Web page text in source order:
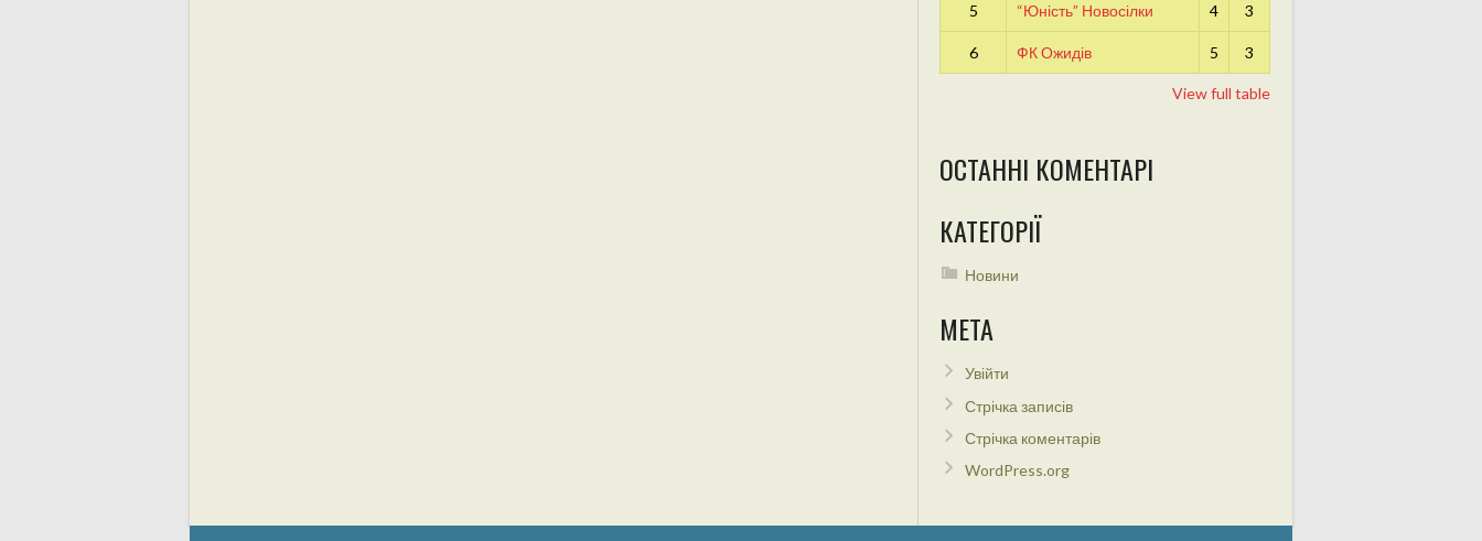
5 “Юність” Новосілки 4 3
6 ФК Ожидів 5 3
View full table
ОСТАННІ КОМЕНТАРІ
КАТЕГОРІЇ
Новини
МЕТА
Увійти
Стрічка записів
Стрічка коментарів
WordPress.org